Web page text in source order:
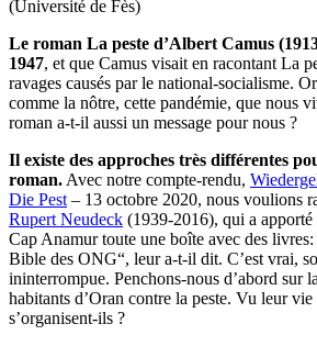
(Université de Fès)
Le roman La peste d’Albert Camus
1947, et que Camus visait en racontant La
ravages causés par le national-socialisme.
comme la nôtre, cette pandémie, que nous
roman a-t-il aussi un message pour nous ?
Il existe des approches très différentes
roman. Avec notre compte-rendu,
Die Pest – 13 octobre 2020, nous voulions
Rupert Neudeck (1939-2016), qui a apporté
Cap Anamur toute une boîte avec des livres:
Bible des ONG“, leur a-t-il dit. C’est vrai,
ininterrompue. Penchons-nous d’abord sur
habitants d’Oran contre la peste. Vu leur
s’organisent-ils ?